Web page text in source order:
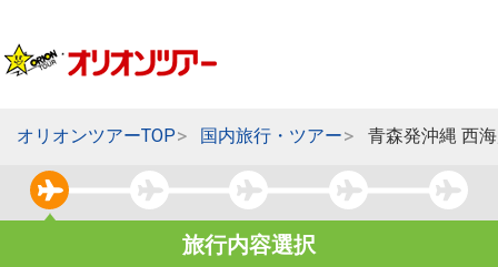
オリオンツアーTOP 国内旅行・ツアー 青森発沖縄 西
旅行内容選択